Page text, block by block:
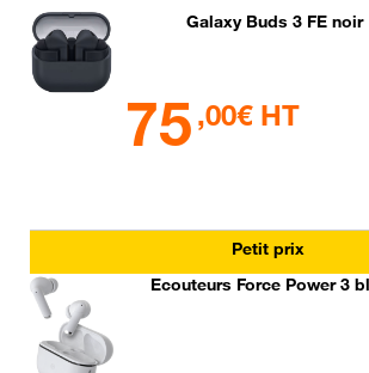
Galaxy Buds 3 FE noir
75 ,00€ HT
Petit prix
Ecouteurs Force Power 3